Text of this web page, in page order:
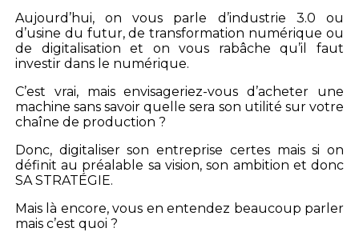
Aujourd’hui, on vous parle d’industrie 3.0 ou
d’usine du futur, de transformation numérique ou
de digitalisation et on vous rabâche qu’il faut
investir dans le numérique.
C’est vrai, mais envisageriez-vous d’acheter une
machine sans savoir quelle sera son utilité sur votre
chaîne de production ?
Donc, digitaliser son entreprise certes mais si on
définit au préalable sa vision, son ambition et donc
SA STRATÉGIE.
Mais là encore, vous en entendez beaucoup parler
mais c’est quoi ?